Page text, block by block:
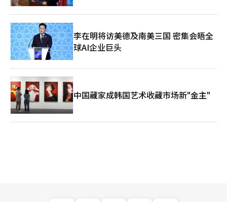
李在明将访美德及南美三国 密集会晤全
球AI企业巨头
中国藏家成韩国艺术收藏市场新"金主"